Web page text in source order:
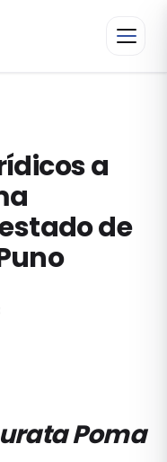
a
de
Poma